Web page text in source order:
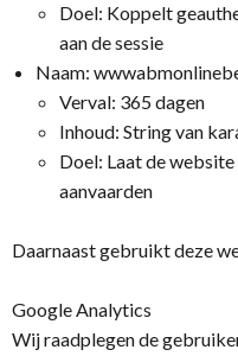
Doel: Koppelt
aan de sessie
Naam:
Verval: 365 dagen
Inhoud: String van
Doel: Laat de
aanvaarden
Daarnaast gebruikt deze
Google Analytics
Wij raadplegen de